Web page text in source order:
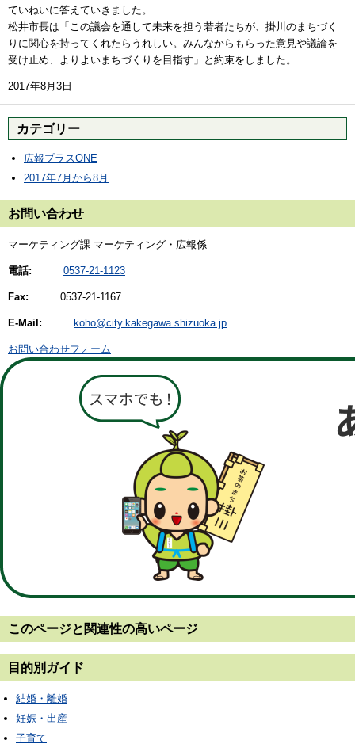
ていねいに答えていきました。
松井市長は「この議会を通して未来を担う若者たちが、掛川のまちづく
りに関心を持ってくれたらうれしい。みんなからもらった意見や議論を
受け止め、よりよいまちづくりを目指す」と約束をしました。
2017年8月3日
カテゴリー
広報プラスONE
2017年7月から8月
お問い合わせ
マーケティング課 マーケティング・広報係
電話: 0537-21-1123
Fax: 0537-21-1167
E-Mail: koho@city.kakegawa.shizuoka.jp
お問い合わせフォーム
このページと 関連性の高いページ
目的別ガイド
結婚・離婚
妊娠・出産
子育て